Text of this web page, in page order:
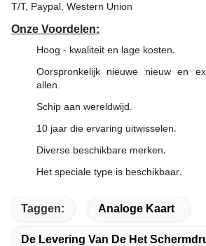
T/T, Paypal, Western Union
Onze Voordelen:
Hoog - kwaliteit en lage kosten.
Oorspronkelijk nieuwe nieuw en
allen.
Schip aan wereldwijd.
10 jaar die ervaring uitwisselen.
Diverse beschikbare merken.
Het speciale type is beschikbaar.
Taggen: Analoge Kaart
De Levering Van De Het